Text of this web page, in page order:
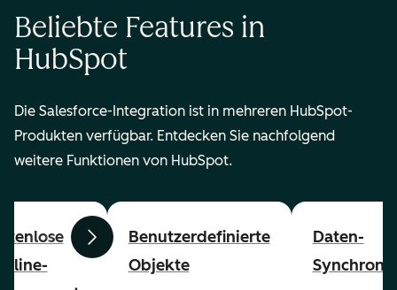
Beliebte Features in
HubSpot
Die Salesforce-Integration ist in mehreren HubSpot-
Produkten verfügbar. Entdecken Sie nachfolgend
weitere Funktionen von HubSpot.
ZurückWeiterBenutzerdefinierte
Objekte
Daten-